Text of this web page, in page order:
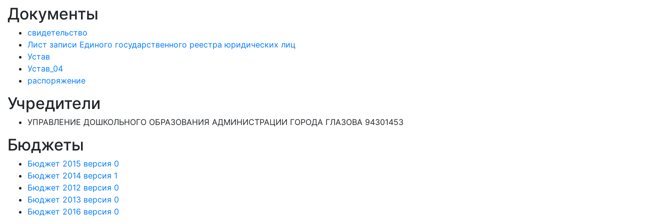
Документы
свидетельство
Лист записи Единого государственного реестра юридических лиц
Устав
Устав_04
распоряжение
Учредители
УПРАВЛЕНИЕ ДОШКОЛЬНОГО ОБРАЗОВАНИЯ АДМИНИСТРАЦИИ ГОРОДА ГЛАЗОВА 94301453
Бюджеты
Бюджет 2015 версия 0
Бюджет 2014 версия 1
Бюджет 2012 версия 0
Бюджет 2013 версия 0
Бюджет 2016 версия 0